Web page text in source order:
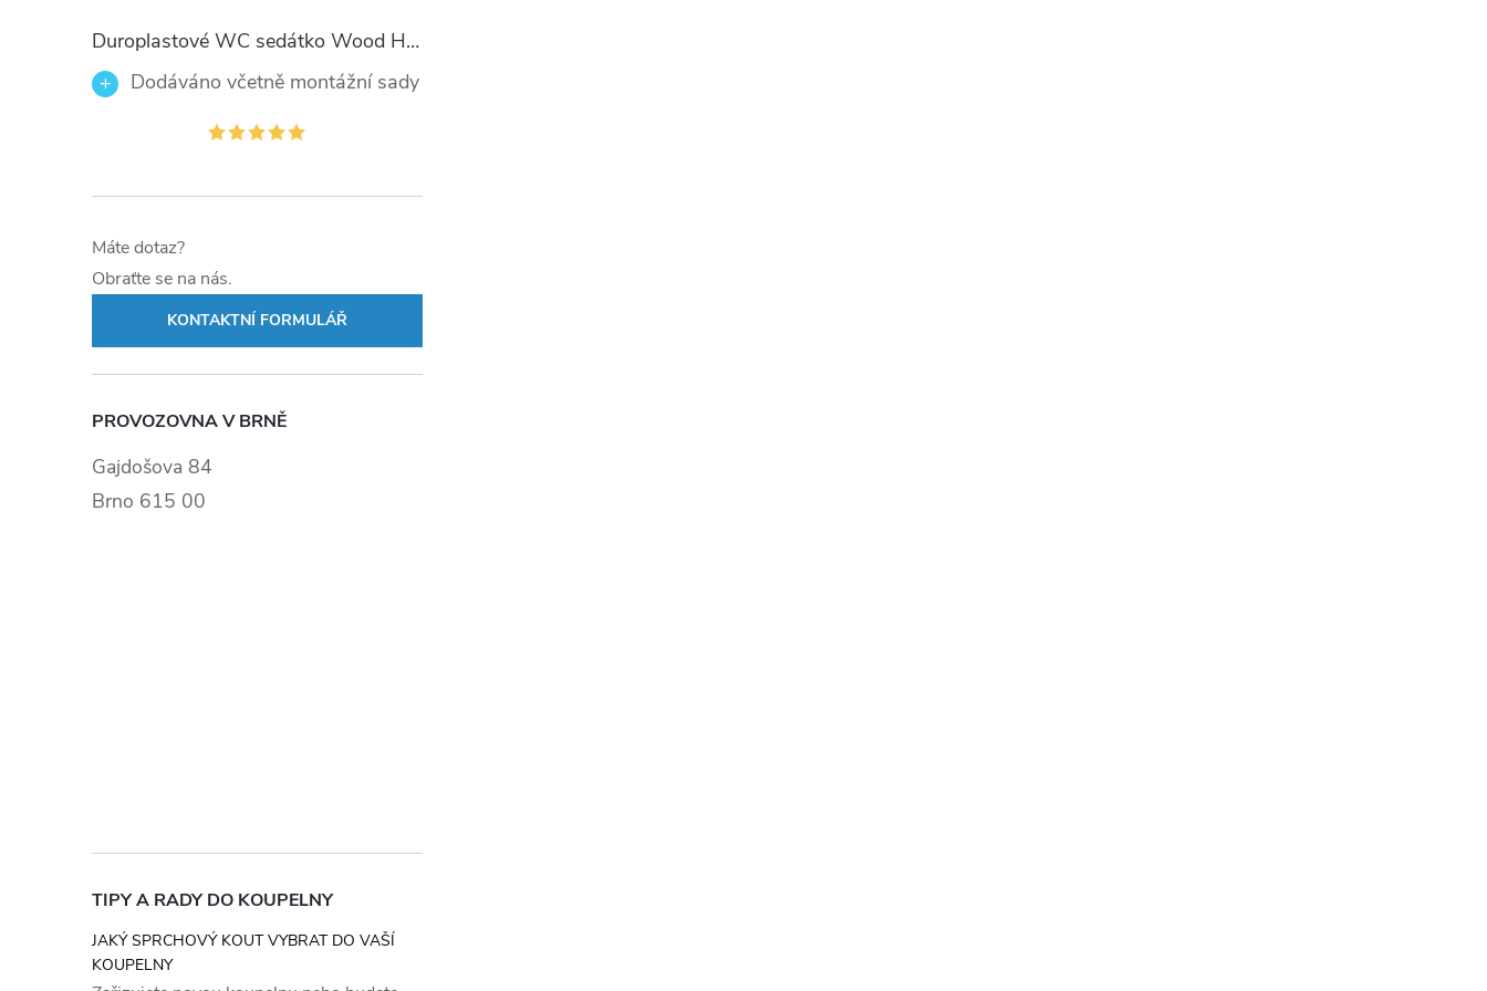
Duroplastové WC sedátko Wood Heart 82377 se zpomalovacím mechanismem SOFT-CLOSE
Dodáváno včetně montážní sady
Máte dotaz?
Obraťte se na nás.
KONTAKTNÍ FORMULÁŘ
PROVOZOVNA V BRNĚ
Gajdošova 84
Brno 615 00
TIPY A RADY DO KOUPELNY
JAKÝ SPRCHOVÝ KOUT VYBRAT DO VAŠÍ
KOUPELNY